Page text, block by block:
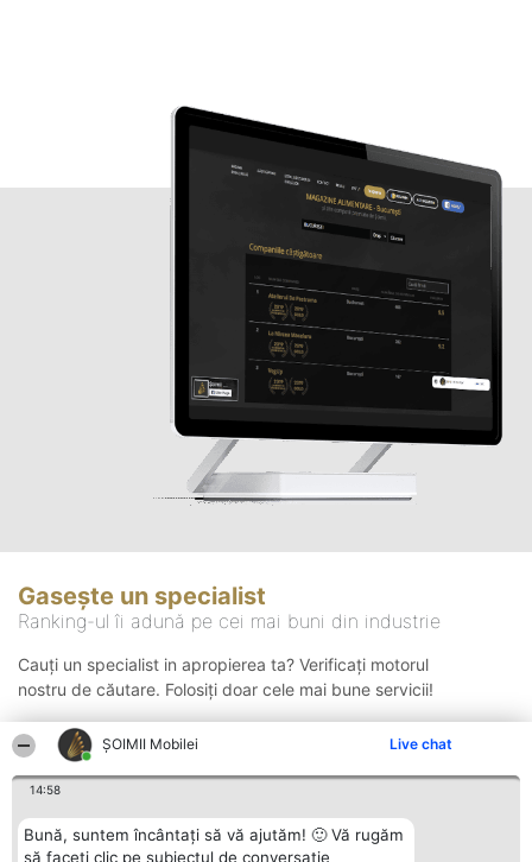
ȘOIMII Mobilei Live chat
14:58
Bună, suntem încântați să vă ajutăm! 🙂 Vă rugăm
să faceți clic pe subiectul de conversație
Gasește un specialist
Ranking-ul îi adună pe cei mai buni din industrie
Cauți un specialist in apropierea ta? Verificați motorul
nostru de căutare. Folosiți doar cele mai bune servicii!